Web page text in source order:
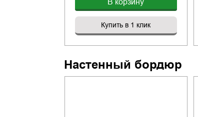
Купить в 1 клик
Настенный бордюр